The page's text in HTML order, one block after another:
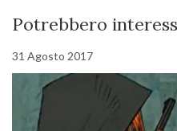
Potrebbero
31 Agosto 2017